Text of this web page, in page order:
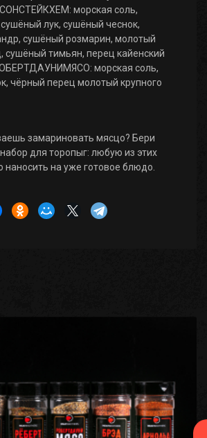
морская соль,
лук, сушёный чеснок,
сушёный розмарин, молотый
сушёный тимьян, перец кайенский
морская соль,
чёрный перец молотый крупного
замариновать мясцо? Бери
для торопыг: любую из этих
на уже готовое блюдо.